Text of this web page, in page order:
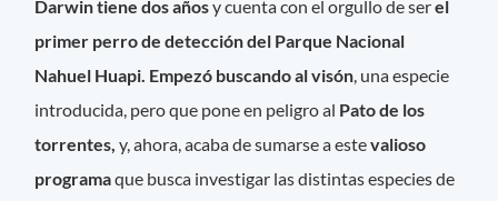
Darwin tiene dos añosy cuenta con el orgullo de serel
primer perro de detección del Parque Nacional
Nahuel Huapi. Empezó buscando al visón, una especie
introducida, pero que pone en peligro al Pato de los
torrentes,y, ahora, acaba de sumarse a estevalioso
programaque busca investigar las distintas especies de